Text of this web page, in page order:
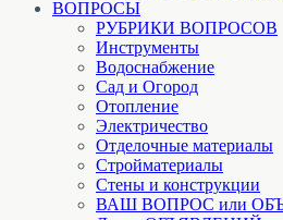
ВОПРОСЫ
РУБРИКИ ВОПРОСОВ
Инструменты
Водоснабжение
Сад и Огород
Отопление
Электричество
Отделочные материалы
Стройматериалы
Стены и конструкции
ВАШ ВОПРОС или